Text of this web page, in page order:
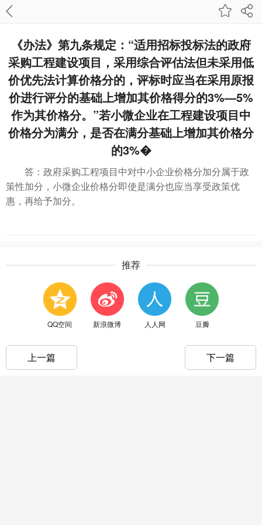
《办法》第九条规定：“适用招标投标法的政府
采购工程建设项目，采用综合评估法但未采用低
价优先法计算价格分的，评标时应当在采用原报
价进行评分的基础上增加其价格得分的3%—5%
作为其价格分。”若小微企业在工程建设项目中
价格分为满分，是否在满分基础上增加其价格分
的3%�
答：政府采购工程项目中对中小企业价格分加分属于政
策性加分，小微企业价格分即使是满分也应当享受政策优
惠，再给予加分。
推荐
QQ空间 新浪微博 人人网 豆瓣
上一篇 下一篇